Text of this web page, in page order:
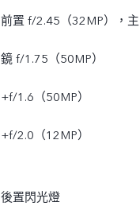
前置 f/2.45（32MP），主
鏡 f/1.75（50MP）
+f/1.6（50MP）
+f/2.0（12MP）
後置閃光燈